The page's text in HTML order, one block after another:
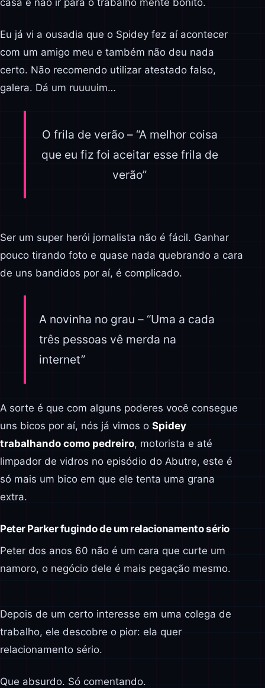
casa e não ir para o trabalho mente bonito.
Eu já vi a ousadia que o Spidey fez aí acontecer
com um amigo meu e também não deu nada
certo. Não recomendo utilizar atestado falso,
galera. Dá um ruuuuim…
O frila de verão – “A melhor coisa
que eu fiz foi aceitar esse frila de
verão”
Ser um super herói jornalista não é fácil. Ganhar
pouco tirando foto e quase nada quebrando a cara
de uns bandidos por aí, é complicado.
A novinha no grau – “Uma a cada
três pessoas vê merda na
internet”
A sorte é que com alguns poderes você consegue
uns bicos por aí, nós já vimos o Spidey
trabalhando como pedreiro, motorista e até
limpador de vidros no episódio do Abutre, este é
só mais um bico em que ele tenta uma grana
extra.
Peter Parker fugindo de um relacionamento sério
Peter dos anos 60 não é um cara que curte um
namoro, o negócio dele é mais pegação mesmo.
Depois de um certo interesse em uma colega de
trabalho, ele descobre o pior: ela quer
relacionamento sério.
Que absurdo. Só comentando.